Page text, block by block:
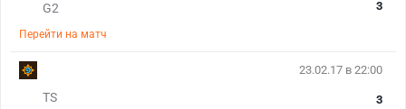
G2 3
Перейти на матч
23.02.17 в 22:00
TS
3